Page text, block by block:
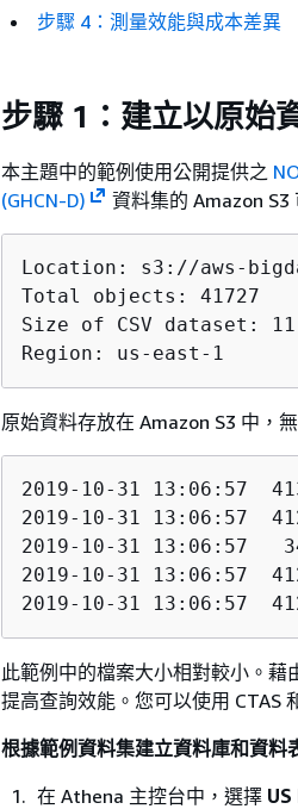
步驟 4：測量效能與成本差異
步驟 1：建立以原始
本主題中的範例使用公開提供之
(GHCN-D)
資料集的 Amazon S3
Location: s3://aws-
Total objects: 41727
Size of CSV dataset:
Region: us-east-1
原始資料存放在 Amazon S3 中，
2019-10-31 13:06:57
2019-10-31 13:06:57
2019-10-31 13:06:57
2019-10-31 13:06:57
2019-10-31 13:06:57
此範例中的檔案大小相對較小。
提高查詢效能。您可以使用 CTAS
根據範例資料集建立資料庫和資料
在 Athena 主控台中，選擇